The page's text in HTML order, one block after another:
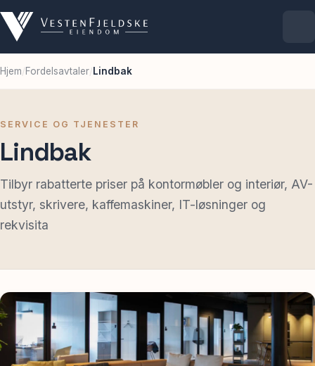
Eiendommer
Ledige lokaler
For leietakere
Kontakt
Spør oss
Hjem/Fordelsavtaler/Lindbak
SERVICE OG TJENESTER
Lindbak
Tilbyr rabatterte priser på kontormøbler og interiør, AV-
utstyr, skrivere, kaffemaskiner, IT-løsninger og
rekvisita